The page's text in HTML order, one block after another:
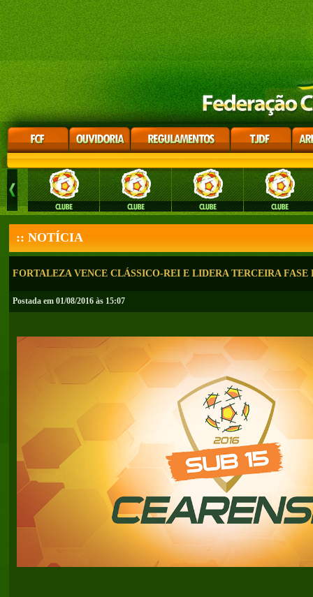
:: NOTÍCIA
FORTALEZA VENCE CLÁSSICO-REI E LIDERA TERCEIRA FASE
Postada em 01/08/2016 às 15:07